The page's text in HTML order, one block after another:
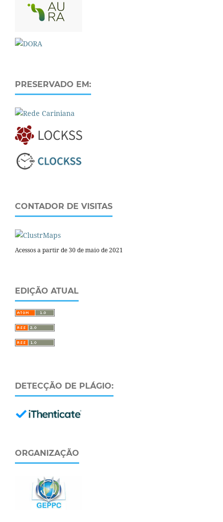
PRESERVADO EM:
CONTADOR DE VISITAS
Acessos a partir de 30 de maio de 2021
EDIÇÃO ATUAL
DETECÇÃO DE PLÁGIO:
ORGANIZAÇÃO